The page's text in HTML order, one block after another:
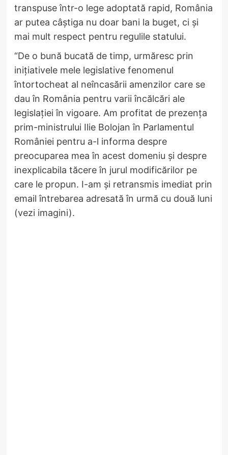
transpuse într-o lege adoptată rapid, România
ar putea câștiga nu doar bani la buget, ci și
mai mult respect pentru regulile statului.
“De o bună bucată de timp, urmăresc prin
inițiativele mele legislative fenomenul
întortocheat al neîncasării amenzilor care se
dau în România pentru varii încălcări ale
legislației în vigoare. Am profitat de prezența
prim-ministrului Ilie Bolojan în Parlamentul
României pentru a-l informa despre
preocuparea mea în acest domeniu și despre
inexplicabila tăcere în jurul modificărilor pe
care le propun. I-am și retransmis imediat prin
email întrebarea adresată în urmă cu două luni
(vezi imagini).